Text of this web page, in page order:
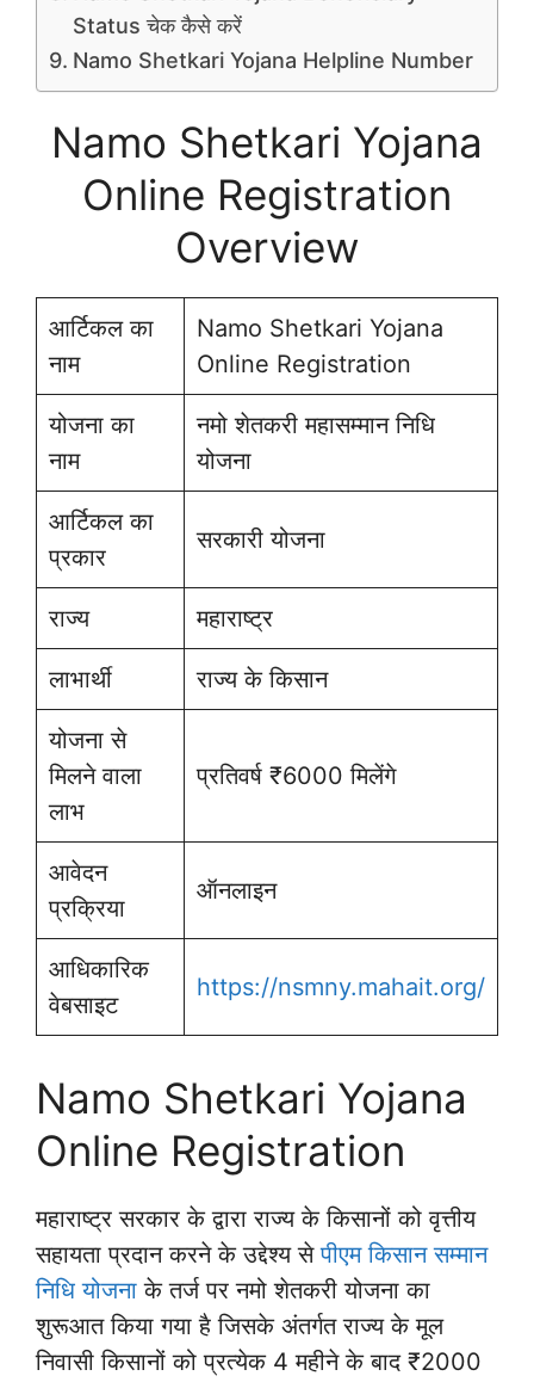
Status चेक कैसे करें
Namo Shetkari Yojana Helpline Number
Namo Shetkari Yojana
Online Registration
Overview
आर्टिकल का
नाम
Namo Shetkari Yojana
Online Registration
योजना का
नाम
नमो शेतकरी महासम्मान निधि
योजना
आर्टिकल का
प्रकार
सरकारी योजना
राज्य महाराष्ट्र
लाभार्थी राज्य के किसान
योजना से
मिलने वाला
लाभ
प्रतिवर्ष ₹6000 मिलेंगे
आवेदन
प्रक्रिया
ऑनलाइन
आधिकारिक
वेबसाइट
https://nsmny.mahait.org/
Namo Shetkari Yojana
Online Registration
महाराष्ट्र सरकार के द्वारा राज्य के किसानों को वृत्तीय
सहायता प्रदान करने के उद्देश्य सेपीएम किसान सम्मान
निधि योजना के तर्ज पर नमो शेतकरी योजना का
शुरूआत किया गया है जिसके अंतर्गत राज्य के मूल
निवासी किसानों को प्रत्येक 4 महीने के बाद ₹2000